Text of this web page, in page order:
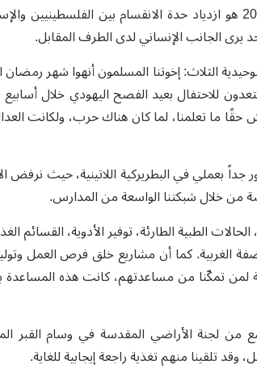
ربما التطور الأكثر حزناً منذ 7 تشرين الأول 2023 هو ازدياد حدة
يرى الجانب الإنساني لدى الطرف المقابل.
الثلاث: إخوتنا المسلمون أنهوا شهر
للاحتفال بعيد الفصح اليهودي خلال
حقًا ما تعلمنا، لما كان هناك حرب، ولكانت
جداً بعملي في البطريركية اللاتينية، حيث
من خلال شبكتنا الواسعة من المدارس.
الطبية الطارئة، توفير الأدوية، القسائم
الغربية. كما أن مشاريع خلق فرص العمل
لمن تمكّنا من مساعدتهم، كانت هذه
لجنة الأراضي المقدسة في وسام القبر
وقد تلقينا منهم تغذية راجعة إيجابية للغاية.